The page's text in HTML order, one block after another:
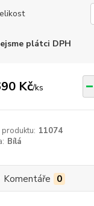
plátci DPH
Kč/ks
11074
Bílá
Komentáře 0